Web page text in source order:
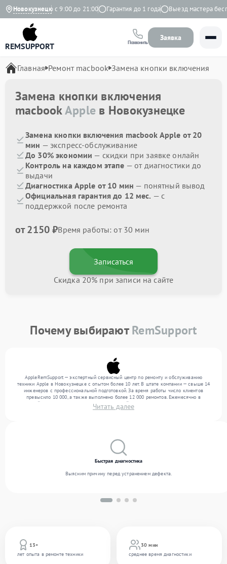
Новокузнецк
Ежедневно с 9:00 до 21:00 Гарантия до 1 года Выезд мастера
REMSUPPORT Позвонить
Заявка
Главная Ремонт macbook Замена кнопки включения
Замена кнопки включения
macbookApple в Новокузнецке
Замена кнопки включения macbook Apple от 20
мин — экспресс-обслуживание
До 30% экономии — скидки при заявке онлайн
Контроль на каждом этапе — от диагностики до
выдачи
Диагностика Apple от 10 мин — понятный вывод
Официальная гарантия до 12 мес. — с
поддержкой после ремонта
от 2150 ₽Время работы: от 30 мин
Записаться
Скидка 20% при записи на сайте
Почему выбираютRemSupport
AppleRemSupport — экспертный сервисный центр по ремонту и обслуживанию
техники Apple в Новокузнецке с опытом более 10 лет. В штате компании — свыше 14
инженеров с профессиональной подготовкой. За время работы число клиентов
превысило 10 000, а также выполнено более 12 000 ремонтов. Ежемесячно в
сервисный центр поступает более 300 обращений, включая , , . Мы устраняем поломки
любой сложности и поддерживаем высокий стандарт качества благодаря опыту
Читать далее
13+
лет опыта в ремонте техники
30 мин
среднее время диагностики
Быстрая диагностика
Выясним причину перед устранением дефекта.